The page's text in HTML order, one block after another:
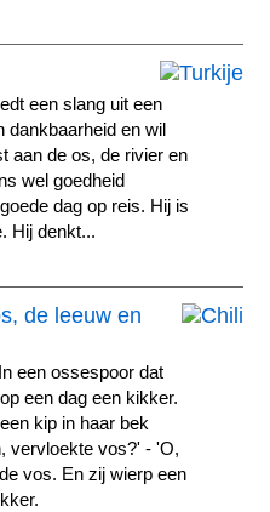
een slang uit een
dankbaarheid en wil
aan de os, de rivier en
wel goedheid
dag op reis. Hij is
Hij denkt...
de leeuw en
een ossespoor dat
een dag een kikker.
kip in haar bek
vervloekte vos?' - 'O,
vos. En zij wierp een